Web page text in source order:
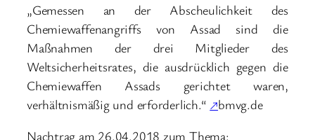
„Gemessen an der Abscheulichkeit des
Chemiewaffenangriffs von Assad sind die
Maßnahmen der drei Mitglieder des
Weltsicherheitsrates, die ausdrücklich gegen die
Chemiewaffen Assads gerichtet waren,
verhältnismäßig und erforderlich.“ ↗bmvg.de
Nachtrag am 26.04.2018 zum Thema: